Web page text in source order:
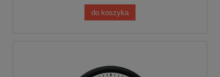
do koszyka